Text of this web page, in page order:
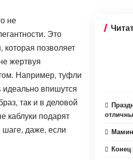
Мамин
Конец
не
Это
позволяет
жертвуя
Например, туфли
идеально впишутся
так и в деловой
каблуки подарят
шаге, даже, если